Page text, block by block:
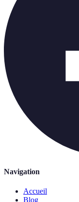
Navigation
Accueil
Blog